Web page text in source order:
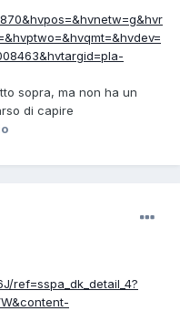
sopra, ma non ha un
di capire
ref=sspa_dk_detail_4?